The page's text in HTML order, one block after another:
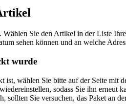
Sie den Artikel in der Liste
sehen können und an welche
wurde
wählen Sie bitte auf der Seite mit
sodass Sie ihn erneut
Sie versuchen, das Paket an